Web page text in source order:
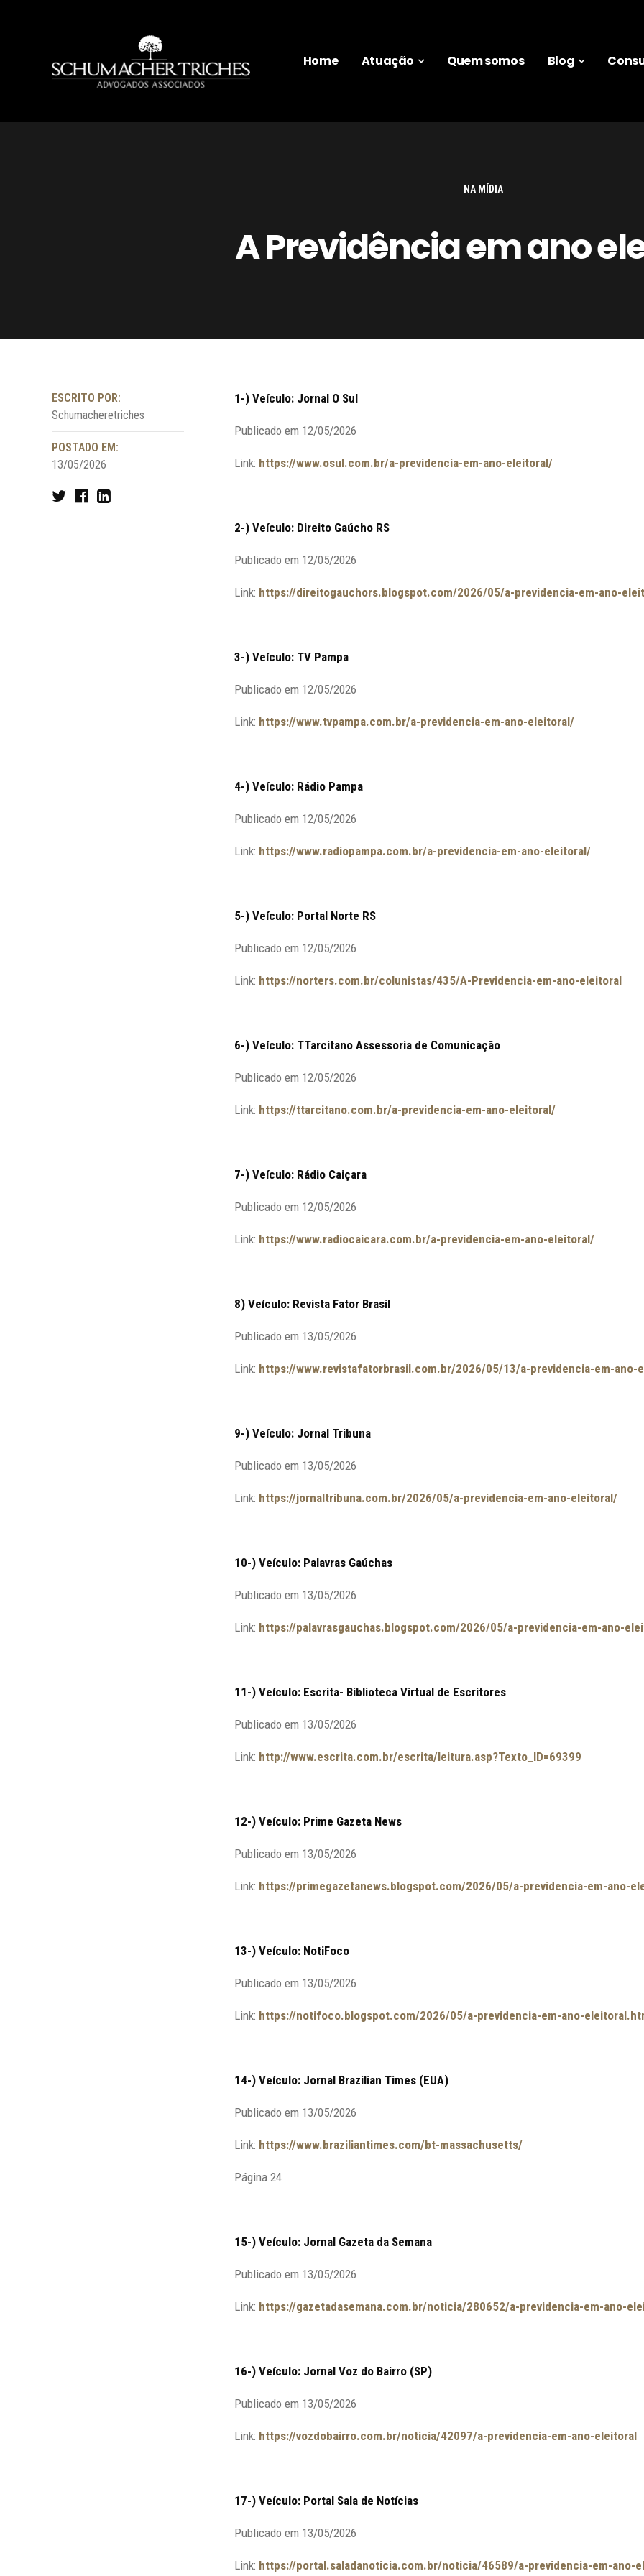
Home Atuação Quem somos Blog
NA MÍDIA
A Previdência em ano
1-) Veículo: Jornal O Sul
Publicado em 12/05/2026
Link: https://www.osul.com.br/a-previdencia-em-ano-eleitoral/
2-) Veículo: Direito Gaúcho RS
Publicado em 12/05/2026
Link: https://direitogauchors.blogspot.com/2026/05/a-previdencia-em-ano-
3-) Veículo: TV Pampa
Publicado em 12/05/2026
Link: https://www.tvpampa.com.br/a-previdencia-em-ano-eleitoral/
4-) Veículo: Rádio Pampa
Publicado em 12/05/2026
Link: https://www.radiopampa.com.br/a-previdencia-em-ano-eleitoral/
5-) Veículo: Portal Norte RS
Publicado em 12/05/2026
Link: https://norters.com.br/colunistas/435/A-Previdencia-em-ano-eleitoral
6-) Veículo: TTarcitano Assessoria de Comunicação
Publicado em 12/05/2026
Link: https://ttarcitano.com.br/a-previdencia-em-ano-eleitoral/
7-) Veículo: Rádio Caiçara
Publicado em 12/05/2026
Link: https://www.radiocaicara.com.br/a-previdencia-em-ano-eleitoral/
8) Veículo: Revista Fator Brasil
Publicado em 13/05/2026
Link: https://www.revistafatorbrasil.com.br/2026/05/13/a-previdencia-em-ano-
9-) Veículo: Jornal Tribuna
Publicado em 13/05/2026
Link: https://jornaltribuna.com.br/2026/05/a-previdencia-em-ano-eleitoral/
10-) Veículo: Palavras Gaúchas
Publicado em 13/05/2026
Link: https://palavrasgauchas.blogspot.com/2026/05/a-previdencia-em-ano-
11-) Veículo: Escrita- Biblioteca Virtual de Escritores
Publicado em 13/05/2026
Link: http://www.escrita.com.br/escrita/leitura.asp?Texto_ID=69399
12-) Veículo: Prime Gazeta News
Publicado em 13/05/2026
Link: https://primegazetanews.blogspot.com/2026/05/a-previdencia-em-ano-
13-) Veículo: NotiFoco
Publicado em 13/05/2026
Link: https://notifoco.blogspot.com/2026/05/a-previdencia-em-ano-
14-) Veículo: Jornal Brazilian Times (EUA)
Publicado em 13/05/2026
Link: https://www.braziliantimes.com/bt-massachusetts/
Página 24
15-) Veículo: Jornal Gazeta da Semana
Publicado em 13/05/2026
Link: https://gazetadasemana.com.br/noticia/280652/a-previdencia-em-ano-
16-) Veículo: Jornal Voz do Bairro (SP)
Publicado em 13/05/2026
Link: https://vozdobairro.com.br/noticia/42097/a-previdencia-em-ano-eleitoral
17-) Veículo: Portal Sala de Notícias
Publicado em 13/05/2026
Link: https://portal.saladanoticia.com.br/noticia/46589/a-previdencia-em-ano-
ESCRITO POR:
Schumacheretriches
POSTADO EM:
13/05/2026